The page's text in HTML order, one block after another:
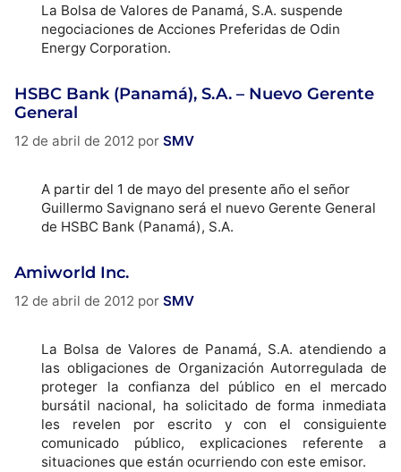
La Bolsa de Valores de Panamá, S.A. suspende
negociaciones de Acciones Preferidas de Odin
Energy Corporation.
HSBC Bank (Panamá), S.A. – Nuevo Gerente
General
12 de abril de 2012 por SMV
A partir del 1 de mayo del presente año el señor
Guillermo Savignano será el nuevo Gerente General
de HSBC Bank (Panamá), S.A.
Amiworld Inc.
12 de abril de 2012 por SMV
La Bolsa de Valores de Panamá, S.A. atendiendo a
las obligaciones de Organización Autorregulada de
proteger la confianza del público en el mercado
bursátil nacional, ha solicitado de forma inmediata
les revelen por escrito y con el consiguiente
comunicado público, explicaciones referente a
situaciones que están ocurriendo con este emisor.